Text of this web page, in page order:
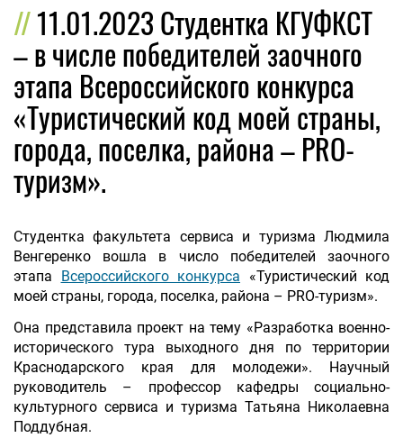
11.01.2023 Студентка КГУФКСТ
– в числе победителей заочного
этапа Всероссийского конкурса
«Туристический код моей страны,
города, поселка, района – PRO-
туризм».
Студентка факультета сервиса и туризма Людмила
Венгеренко вошла в число победителей заочного
этапа Всероссийского конкурса «Туристический код
моей страны, города, поселка, района – PRO-туризм».
Она представила проект на тему «Разработка военно-
исторического тура выходного дня по территории
Краснодарского края для молодежи». Научный
руководитель – профессор кафедры социально-
культурного сервиса и туризма Татьяна Николаевна
Поддубная.